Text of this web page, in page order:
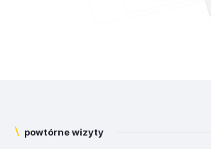
\ powtórne wizyty